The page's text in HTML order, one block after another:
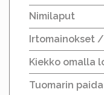
Nimilaput
Irtomainokset
Kiekko omalla
Tuomarin